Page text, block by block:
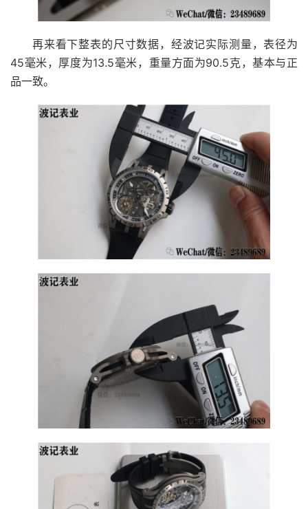
再来看下整表的尺寸数据，经波记实际测量，表径为
45毫米，厚度为13.5毫米，重量方面为90.5克，基本与正
品一致。